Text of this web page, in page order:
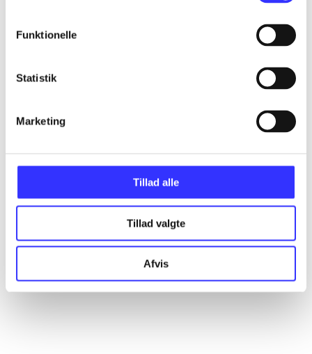
Funktionelle
Statistik
Marketing
Tillad alle
Tillad valgte
Afvis
...
...